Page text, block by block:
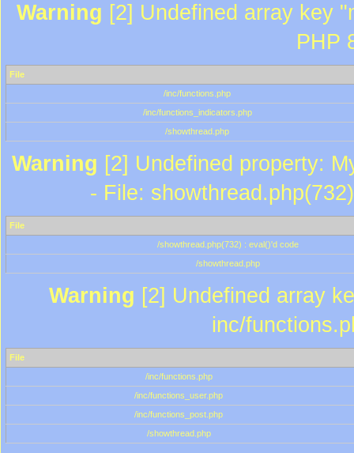
Warning [2] Undefined array key
PHP
File
/inc/functions.php
/inc/functions_indicators.php
/showthread.php
Warning [2] Undefined property:
- File:
File
/showthread.php(732) : eval()'d code
/showthread.php
Warning [2] Undefined array
inc/
File
/inc/functions.php
/inc/functions_user.php
/inc/functions_post.php
/showthread.php